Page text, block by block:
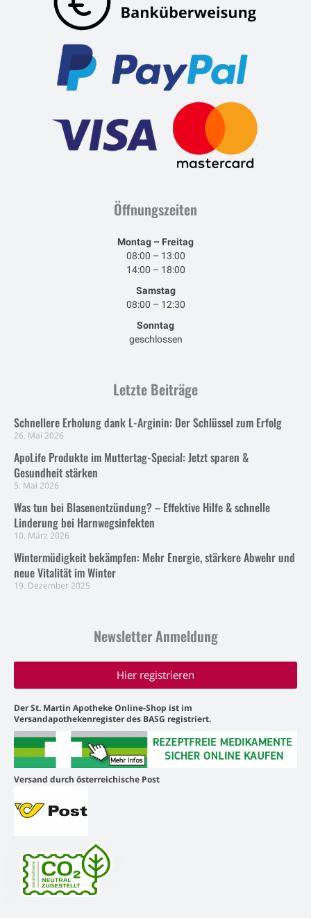
Öffnungszeiten
Montag – Freitag
08:00 – 13:00
14:00 – 18:00
Samstag
08:00 – 12:30
Sonntag
geschlossen
Letzte Beiträge
Schnellere Erholung dank L-Arginin: Der Schlüssel zum Erfolg
26. Mai 2026
ApoLife Produkte im Muttertag-Special: Jetzt sparen &
Gesundheit stärken
5. Mai 2026
Was tun bei Blasenentzündung? – Effektive Hilfe & schnelle
Linderung bei Harnwegsinfekten
10. März 2026
Wintermüdigkeit bekämpfen: Mehr Energie, stärkere Abwehr und
neue Vitalität im Winter
19. Dezember 2025
Newsletter Anmeldung
Hier registrieren
Der St. Martin Apotheke Online-Shop ist im
Versandapothekenregister des BASG registriert.
Versand durch österreichische Post